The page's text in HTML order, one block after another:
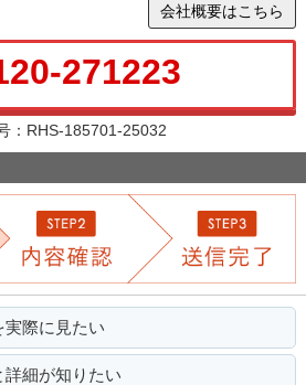
会社概要はこちら
271223
：RHS-185701-25032
実際に見たい
詳細が知りたい